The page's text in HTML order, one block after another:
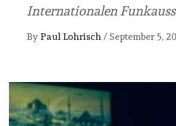
Internationalen
By Paul Lohrisch / September 5,